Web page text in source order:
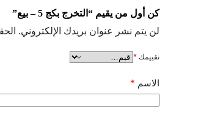
كن أول من يقيم “التخرج بكج 5 – بيع”
لن يتم نشر عنوان بريدك الإلكتروني.
تقييمك *
الاسم *